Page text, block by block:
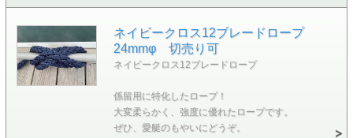
ネイビークロス12ブレードロープ
24mmφ 切売り可
ネイビークロス12ブレードロープ
係留用に特化したロープ！
大変柔らかく、強度に優れたロープです。
ぜひ、愛艇のもやいにどうぞ。